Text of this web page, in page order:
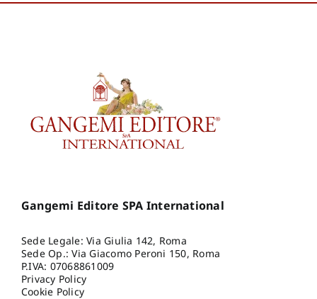
Gangemi Editore SPA International
Sede Legale: Via Giulia 142, Roma
Sede Op.: Via Giacomo Peroni 150, Roma
P.IVA: 07068861009
Privacy Policy
Cookie Policy